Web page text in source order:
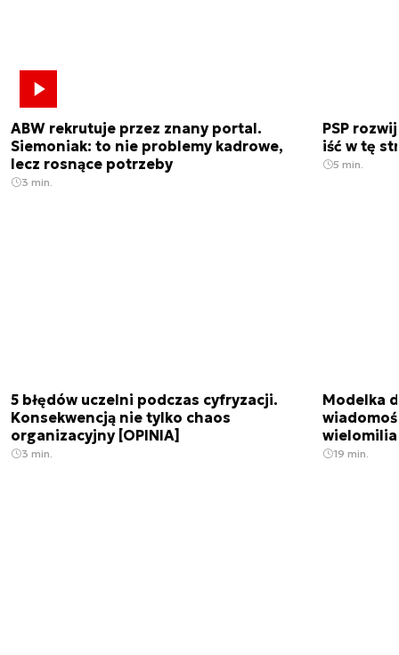
ABW rekrutuje przez znany portal.
Siemoniak: to nie problemy kadrowe,
lecz rosnące potrzeby
3 min.
PSP
iść w tę
5 min.
5 błędów uczelni podczas cyfryzacji.
Konsekwencją nie tylko chaos
organizacyjny [OPINIA]
3 min.
Modelka
19 min.